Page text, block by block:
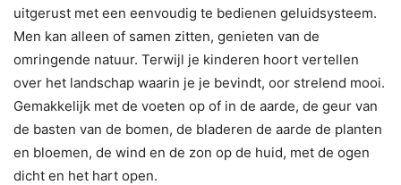
uitgerust met een eenvoudig te bedienen geluidsysteem.
Men kan alleen of samen zitten, genieten van de
omringende natuur. Terwijl je kinderen hoort vertellen
over het landschap waarin je je bevindt, oor strelend mooi.
Gemakkelijk met de voeten op of in de aarde, de geur van
de basten van de bomen, de bladeren de aarde de planten
en bloemen, de wind en de zon op de huid, met de ogen
dicht en het hart open.